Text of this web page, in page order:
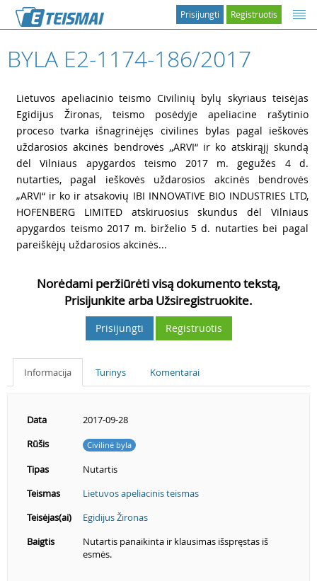
Registruotis
Prisijungti
BYLA E2-1174-186/2017
Lietuvos apeliacinio teismo Civilinių bylų skyriaus teisėjas
Egidijus Žironas, teismo posėdyje apeliacine rašytinio
proceso tvarka išnagrinėjęs civilines bylas pagal ieškovės
uždarosios akcinės bendrovės ,,ARVI“ ir ko atskirąjį skundą
dėl Vilniaus apygardos teismo 2017 m. gegužės 4 d.
nutarties, pagal ieškovės uždarosios akcinės bendrovės
„ARVI“ ir ko ir atsakovių IBI INNOVATIVE BIO INDUSTRIES LTD,
HOFENBERG LIMITED atskiruosius skundus dėl Vilniaus
apygardos teismo 2017 m. birželio 5 d. nutarties bei pagal
pareiškėjų uždarosios akcinės...
Norėdami peržiūrėti visą dokumento tekstą,
Prisijunkite arba Užsiregistruokite.
Prisijungti Registruotis
Informacija Turinys Komentarai
Data
2017-09-28
Rūšis
Civilinė byla
Tipas
Nutartis
Teismas
Lietuvos apeliacinis teismas
Teisėjas(ai)
Egidijus Žironas
Baigtis
Nutartis panaikinta ir klausimas išspręstas iš
esmės.